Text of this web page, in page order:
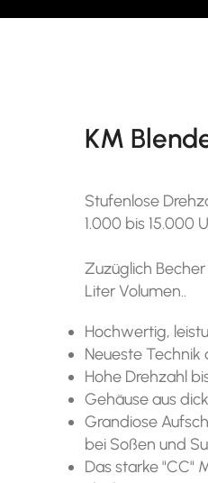
KM
Stufenlose
1.000 bis 15.000
Zuzüglich
Liter Volumen..
Hochwertig,
Neueste Technik
Hohe Drehzahl
Gehäuse aus
Grandiose
bei Soßen und
Das starke "CC"